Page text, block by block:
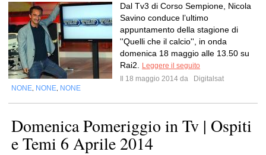
Dal Tv3 di Corso Sempione, Nicola
Savino conduce l’ultimo
appuntamento della stagione di
''Quelli che il calcio'', in onda
domenica 18 maggio alle 13.50 su
Rai2.
Leggere il seguito
Il 18 maggio 2014 da
Digitalsat
NONE NONE NONE
Domenica Pomeriggio in Tv | Ospiti
e Temi 6 Aprile 2014